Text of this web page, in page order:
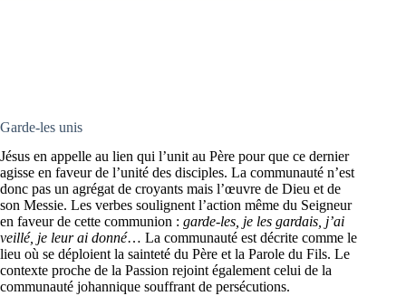
Garde-les unis
Jésus en appelle au lien qui l’unit au Père pour que ce dernier
agisse en faveur de l’unité des disciples. La communauté n’est
donc pas un agrégat de croyants mais l’œuvre de Dieu et de
son Messie. Les verbes soulignent l’action même du Seigneur
en faveur de cette communion : garde-les, je les gardais, j’ai
veillé, je leur ai donné… La communauté est décrite comme le
lieu où se déploient la sainteté du Père et la Parole du Fils. Le
contexte proche de la Passion rejoint également celui de la
communauté johannique souffrant de persécutions.